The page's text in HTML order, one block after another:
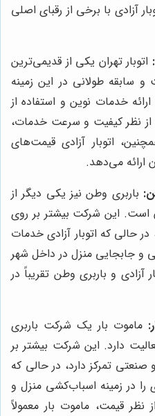
آزادی با برخی از رقبای اصلی
اتوبار تهران یکی از قدیمی‌ترین
سابقه طولانی در این زمینه
ارائه خدمات نوین و استفاده از
از نظر کیفیت و سرعت خدمات،
اتوبار آزادی قیمت‌های
ارائه می‌دهد.
باربری وطن نیز یکی دیگر از
است. این شرکت بیشتر بر روی
حالی که اتوبار آزادی خدمات
و جابجایی منزل در داخل شهر
آزادی و باربری وطن تقریباً در
ماموت بار یک شرکت باربری
دارد. این شرکت بیشتر بر
تمرکز دارد، در حالی که
در زمینه اسباب‌کشی منزل و
نظر قیمت، ماموت بار معمولاً